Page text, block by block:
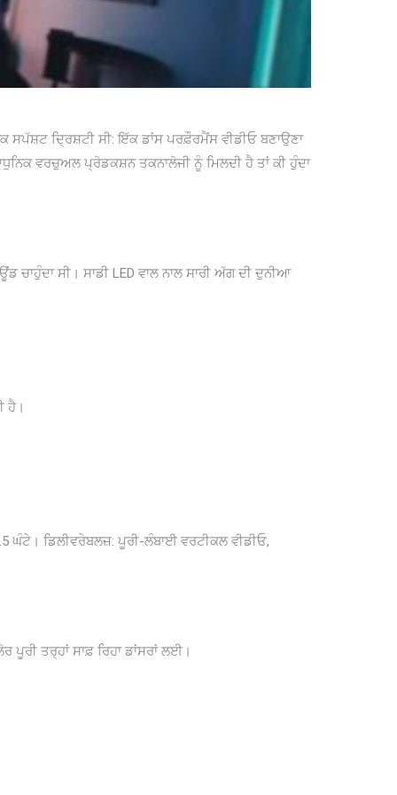
ਸਪੱਸ਼ਟ ਦ੍ਰਿਸ਼ਟੀ ਸੀ: ਇੱਕ ਡਾਂਸ ਪਰਫ਼ੌਰਮੈਂਸ ਵੀਡੀਓ ਬਣਾਉਣਾ
ਵਰਚੁਅਲ ਪ੍ਰੋਡਕਸ਼ਨ ਤਕਨਾਲੋਜੀ ਨੂੰ ਮਿਲਦੀ ਹੈ ਤਾਂ ਕੀ ਹੁੰਦਾ
ਸੀ। ਸਾਡੀ LED ਵਾਲ ਨਾਲ ਸਾਰੀ ਅੱਗ ਦੀ ਦੁਨੀਆ
ਹੈ।
ਘੰਟੇ। ਡਿਲੀਵਰੇਬਲਜ਼: ਪੂਰੀ-ਲੰਬਾਈ ਵਰਟੀਕਲ ਵੀਡੀਓ,
ਤਰ੍ਹਾਂ ਸਾਫ਼ ਰਿਹਾ ਡਾਂਸਰਾਂ ਲਈ।